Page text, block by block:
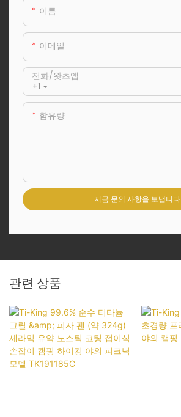
이름
이메일
+1
전화/왓츠앱
함유량
지금 문의 사항을 보냅니다
관련 상품